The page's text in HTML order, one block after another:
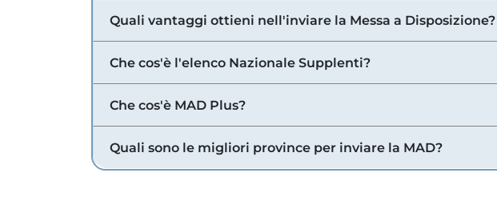
Quali vantaggi ottieni nell'inviare la Messa a Disposizione?
Che cos'è l'elenco Nazionale Supplenti?
Che cos'è MAD Plus?
Quali sono le migliori province per inviare la MAD?